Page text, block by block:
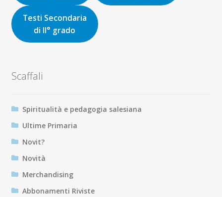
Testi Secondaria
di II° grado
Scaffali
Spiritualità e pedagogia salesiana
Ultime Primaria
Novit?
Novità
Merchandising
Abbonamenti Riviste